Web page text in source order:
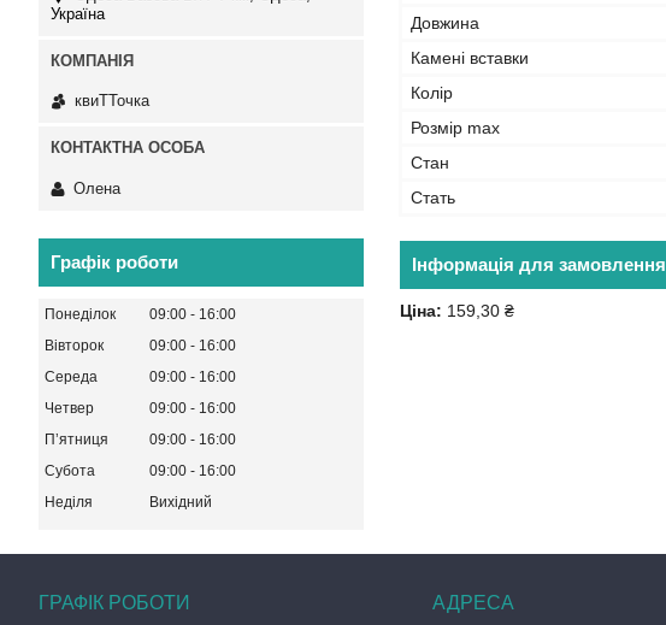
Довжина
Камені вставки
Колір
Розмір max
Стан
Стать
Інформація для замовлення
Ціна: 159,30 ₴
Україна
квиТТочка
Олена
Графік роботи
Понеділок 09:00
16:00
Вівторок
09:00
16:00
Середа
09:00
16:00
Четвер
09:00
16:00
Пʼятниця
09:00
16:00
Субота
09:00
16:00
Неділя
Вихідний
ГРАФІК РОБОТИ